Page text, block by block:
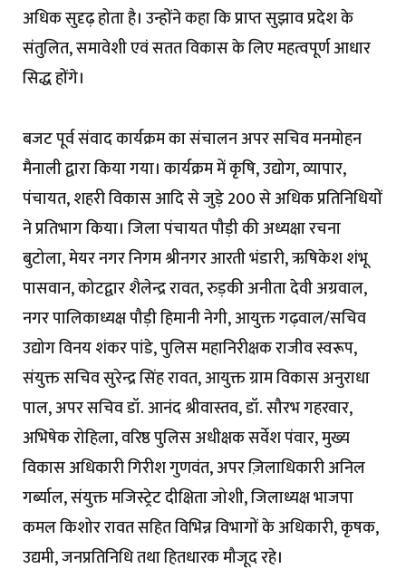
अधिक सुदृढ़ होता है। उन्होंने कहा कि प्राप्त सुझाव प्रदेश के
संतुलित, समावेशी एवं सतत विकास के लिए महत्वपूर्ण आधार
सिद्ध होंगे।
बजट पूर्व संवाद कार्यक्रम का संचालन अपर सचिव मनमोहन
मैनाली द्वारा किया गया। कार्यक्रम में कृषि, उद्योग, व्यापार,
पंचायत, शहरी विकास आदि से जुड़े 200 से अधिक प्रतिनिधियों
ने प्रतिभाग किया। जिला पंचायत पौड़ी की अध्यक्षा रचना
बुटोला, मेयर नगर निगम श्रीनगर आरती भंडारी, ऋषिकेश शंभू
पासवान, कोटद्वार शैलेन्द्र रावत, रुड़की अनीता देवी अग्रवाल,
नगर पालिकाध्यक्ष पौड़ी हिमानी नेगी, आयुक्त गढ़वाल/सचिव
उद्योग विनय शंकर पांडे, पुलिस महानिरीक्षक राजीव स्वरूप,
संयुक्त सचिव सुरेन्द्र सिंह रावत, आयुक्त ग्राम विकास अनुराधा
पाल, अपर सचिव डॉ. आनंद श्रीवास्तव, डॉ. सौरभ गहरवार,
अभिषेक रोहिला, वरिष्ठ पुलिस अधीक्षक सर्वेश पंवार, मुख्य
विकास अधिकारी गिरीश गुणवंत, अपर ज़िलाधिकारी अनिल
गर्ब्याल, संयुक्त मजिस्ट्रेट दीक्षिता जोशी, जिलाध्यक्ष भाजपा
कमल किशोर रावत सहित विभिन्न विभागों के अधिकारी, कृषक,
उद्यमी, जनप्रतिनिधि तथा हितधारक मौजूद रहे।